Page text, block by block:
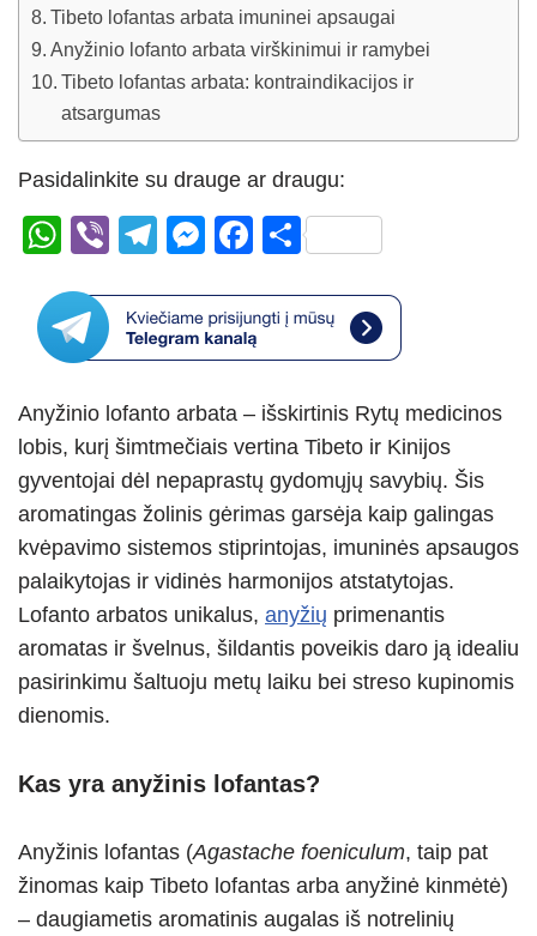
Tibeto lofantas arbata imuninei apsaugai
Anyžinio lofanto arbata virškinimui ir ramybei
Tibeto lofantas arbata: kontraindikacijos ir
atsargumas
Pasidalinkite su drauge ar draugu:
W
at
s
p
p
Vi
er
T
e
gr
m
M
ss
e
g
er
F
c
e
o
o
k
S
ar
e
Anyžinio lofanto arbata – išskirtinis Rytų medicinos
lobis, kurį šimtmečiais vertina Tibeto ir Kinijos
gyventojai dėl nepaprastų gydomųjų savybių. Šis
aromatingas žolinis gėrimas garsėja kaip galingas
kvėpavimo sistemos stiprintojas, imuninės apsaugos
palaikytojas ir vidinės harmonijos atstatytojas.
Lofanto arbatos unikalus, anyžių primenantis
aromatas ir švelnus, šildantis poveikis daro ją idealiu
pasirinkimu šaltuoju metų laiku bei streso kupinomis
dienomis.
Kas yra anyžinis lofantas?
Anyžinis lofantas (Agastache foeniculum, taip pat
žinomas kaip Tibeto lofantas arba anyžinė kinmėtė)
– daugiametis aromatinis augalas iš notrelinių